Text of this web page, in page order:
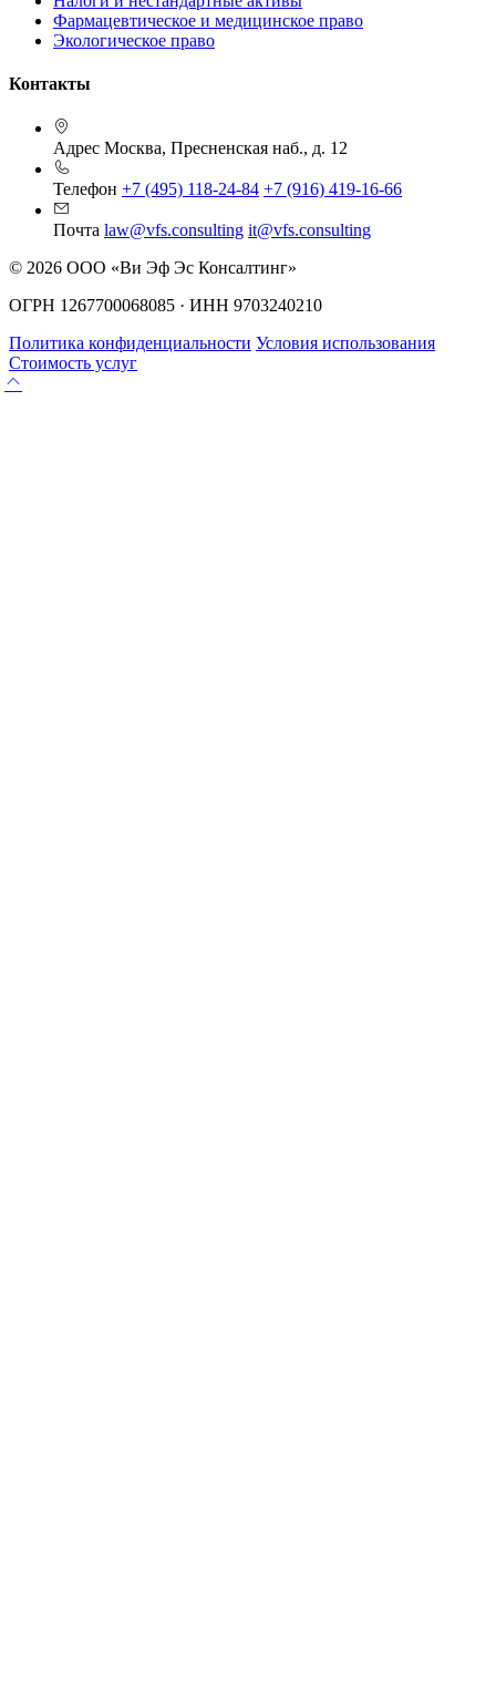
Фармацевтическое и медицинское право
Экологическое право
Контакты
Адрес Москва, Пресненская наб., д. 12
Телефон +7 (495) 118-24-84 +7 (916) 419-16-66
Почта law@vfs.consulting it@vfs.consulting
© 2026 ООО «Ви Эф Эс Консалтинг»
ОГРН 1267700068085 · ИНН 9703240210
Политика конфиденциальности Условия использования
Стоимость услуг